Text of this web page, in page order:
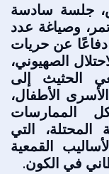
جلسة سادسة
وصياغة عدد
دفاعًا عن حريات
الصهيوني،
الحثيث إلى
الأطفال،
الممارسات
المحتلة، التي
القمعية
في الكون.